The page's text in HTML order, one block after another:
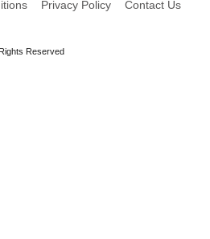
Privacy Policy Contact Us
Reserved